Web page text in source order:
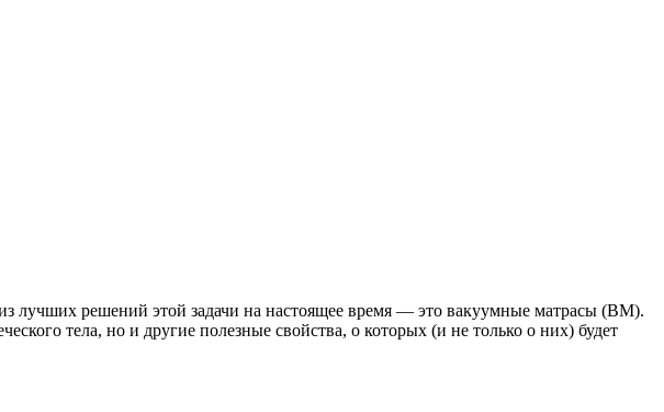
лучших решений этой задачи на настоящее время — это вакуумные матрасы (ВМ).
тела, но и другие полезные свойства, о которых (и не только о них) будет